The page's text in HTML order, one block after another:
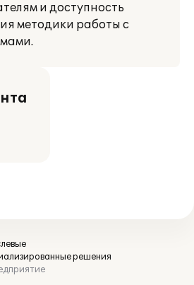
и доступность
методики работы с
решения